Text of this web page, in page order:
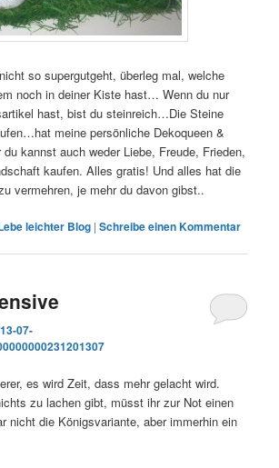
so supergutgeht, überleg mal, welche
noch in deiner Kiste hast… Wenn du nur
hast, bist du steinreich…Die Steine
meine persönliche Dekoqueen &
kannst auch weder Liebe, Freude, Frieden,
kaufen. Alles gratis! Und alles hat die
vermehren, je mehr du davon gibst..
leichter Blog |Schreibe einen Kommentar
07-
es wird Zeit, dass mehr gelacht wird.
zu lachen gibt, müsst ihr zur Not einen
nicht die Königsvariante, aber immerhin ein